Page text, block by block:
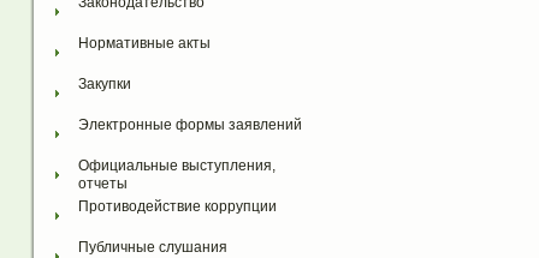
Нормативные акты
Закупки
Электронные формы заявлений
Официальные выступления,
отчеты
Противодействие коррупции
Публичные слушания